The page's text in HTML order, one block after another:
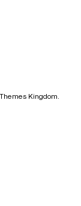
Themes Kingdom